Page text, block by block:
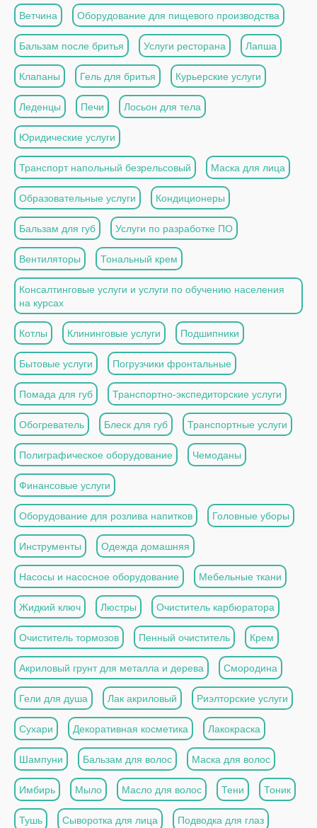
Ветчина Оборудование для пищевого производства
Бальзам после бритья Услуги ресторана Лапша
Клапаны Гель для бритья Курьерские услуги
Леденцы Печи Лосьон для тела
Юридические услуги
Транспорт напольный безрельсовый Маска для лица
Образовательные услуги Кондиционеры
Бальзам для губ Услуги по разработке ПО
Вентиляторы Тональный крем
Консалтинговые услуги и услуги по обучению населения
на курсах
Котлы Клининговые услуги Подшипники
Бытовые услуги Погрузчики фронтальные
Помада для губ Транспортно-экспедиторские услуги
Обогреватель Блеск для губ Транспортные услуги
Полиграфическое оборудование Чемоданы
Финансовые услуги
Оборудование для розлива напитков Головные уборы
Инструменты Одежда домашняя
Насосы и насосное оборудование Мебельные ткани
Жидкий ключ Люстры Очиститель карбюратора
Очиститель тормозов Пенный очиститель Крем
Акриловый грунт для металла и дерева Смородина
Гели для душа Лак акриловый Риэлторские услуги
Сухари Декоративная косметика Лакокраска
Шампуни Бальзам для волос Маска для волос
Имбирь Мыло Масло для волос Тени Тоник
Тушь Сыворотка для лица Подводка для глаз